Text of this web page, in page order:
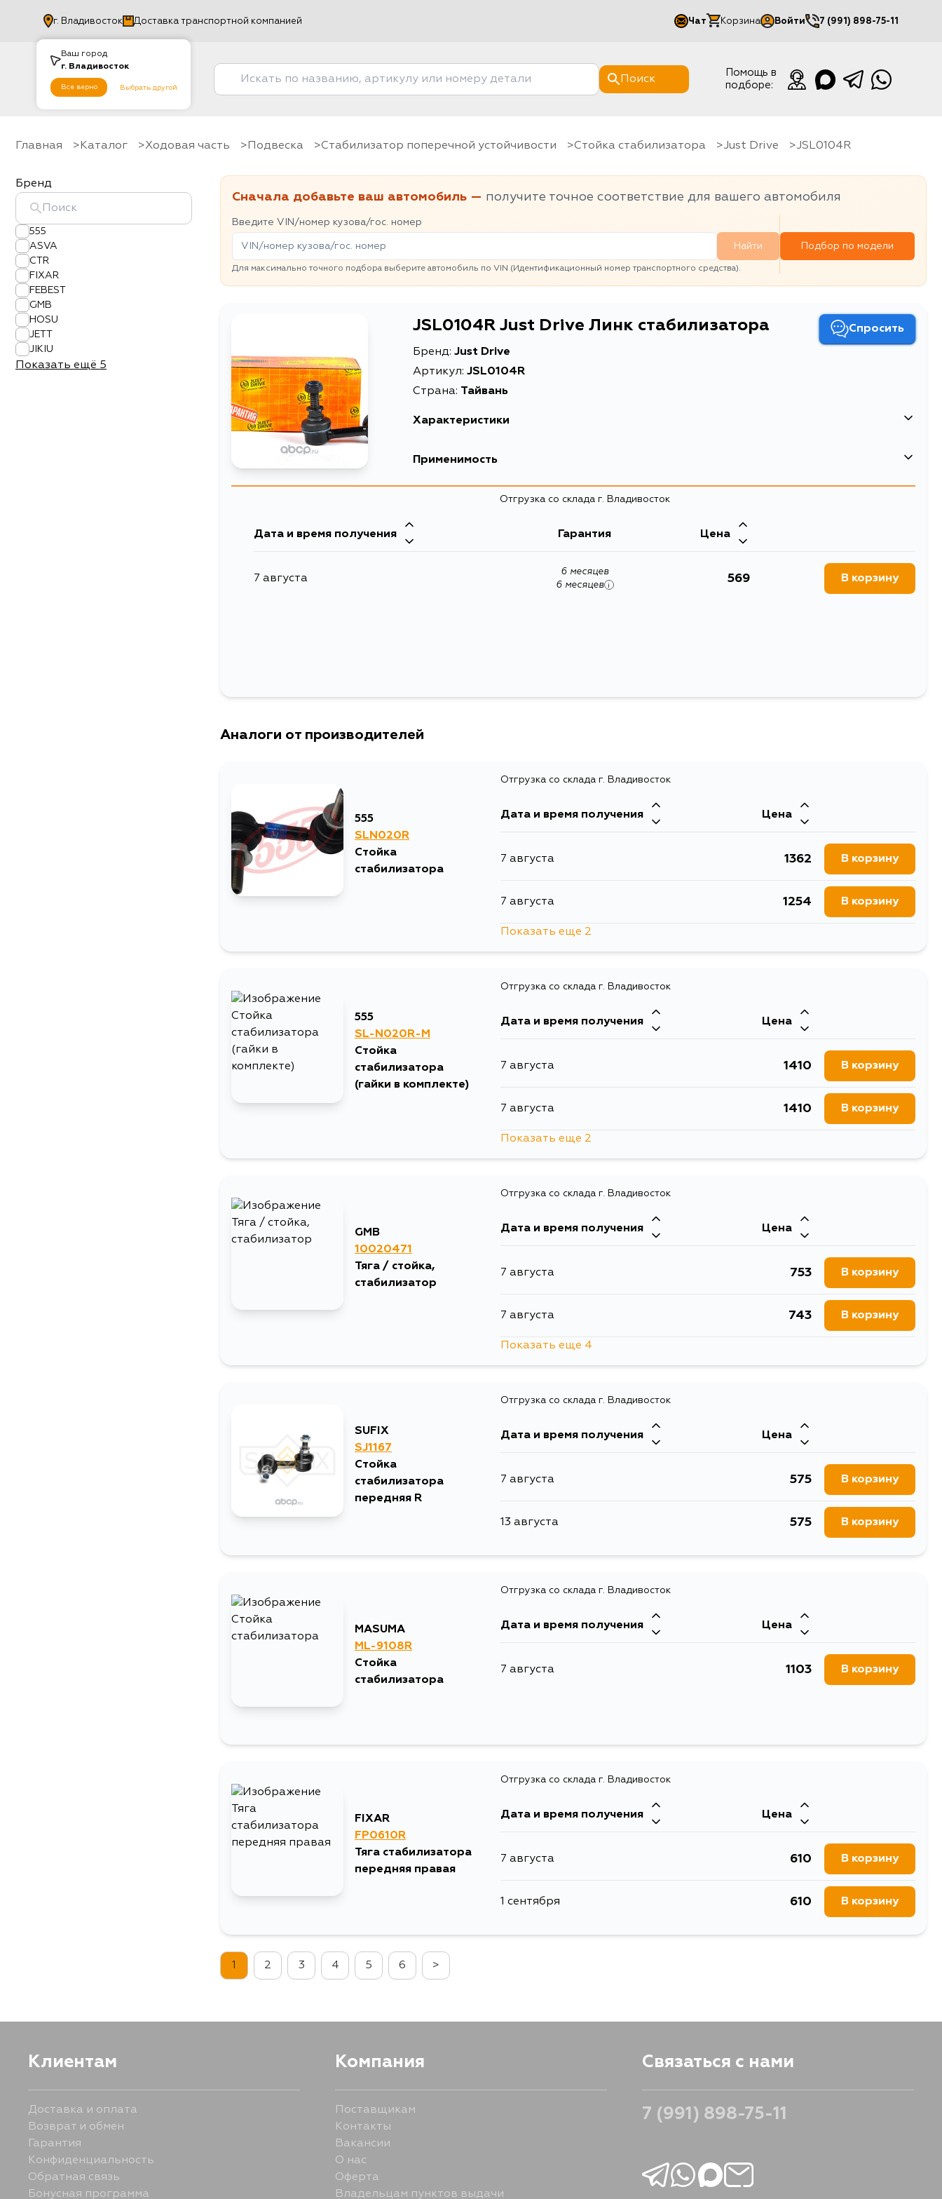
Ваш город
г. Владивосток
Все верно Выбрать другой
г. Владивосток Доставка транспортной компанией Чат Корзина Войти
Мой кабинет
7 (991) 898-75-11
Поиск
Помощь в
подборе:
Главная Каталог Ходовая часть Подвеска Стабилизатор поперечной устойчивости Стойка стабилизатора Just Drive JSL0104R
Бренд
555
ASVA
CTR
FIXAR
FEBEST
GMB
HOSU
JETT
JIKIU
Показать ещё 5
Сначала добавьте ваш автомобиль — получите точное соответствие для вашего автомобиля
Введите VIN/номер кузова/гос. номер
Найти
Для максимально точного подбора выберите автомобиль по VIN (Идентификационный номер транспортного средства).
Подбор по модели
JSL0104R Just Drive Линк стабилизатора Спросить
Бренд: Just Drive
Артикул:JSL0104R
Страна: Тайвань
Характеристики
Масса, кг
Применимость
Двигатель
HP12, P12E, QP12, RP12, TNP12, TP12, WHP12, WRP12, WTNP12, WTP12, P12
SR20VE, QR25DD, QR20DE, QG18DE,
Отгрузка со склада г. Владивосток
Дата и время получения Гарантия Цена
7 августа
6 месяцев
6 месяцев
i
569 В корзину
Аналоги от производителей
555
SLN020R
Стойка
стабилизатора
Отгрузка со склада г. Владивосток
Дата и время получения Цена
7 августа 1362 В корзину
7 августа 1254 В корзину
12 августа
Показать еще 2
555
SL-N020R-M
Стойка
стабилизатора
(гайки в комплекте)
Отгрузка со склада г. Владивосток
Дата и время получения Цена
7 августа 1410 В корзину
7 августа 1410 В корзину
12 августа
Показать еще 2
GMB
10020471
Тяга / стойка,
стабилизатор
Отгрузка со склада г. Владивосток
Дата и время получения Цена
7 августа 753 В корзину
7 августа 743 В корзину
9 августа
10 августа 1452
12 августа 885 В корзину
Показать еще 4
SUFIX
SJ1167
Стойка
стабилизатора
передняя R
Отгрузка со склада г. Владивосток
Дата и время получения Цена
7 августа 575 В корзину
13 августа 575 В корзину
MASUMA
ML-9108R
Стойка
стабилизатора
Отгрузка со склада г. Владивосток
Дата и время получения Цена
7 августа 1103 В корзину
FIXAR
FP0610R
Тяга стабилизатора
передняя правая
Отгрузка со склада г. Владивосток
Дата и время получения Цена
7 августа 610 В корзину
1 сентября 610 В корзину
1 2 3 4 5 6 >
Клиентам
Доставка и оплата
Возврат и обмен
Гарантия
Конфиденциальность
Обратная связь
Бонусная программа
Компания
Поставщикам
Контакты
Вакансии
О нас
Оферта
Владельцам пунктов выдачи
Связаться с нами
7 (991) 898-75-11